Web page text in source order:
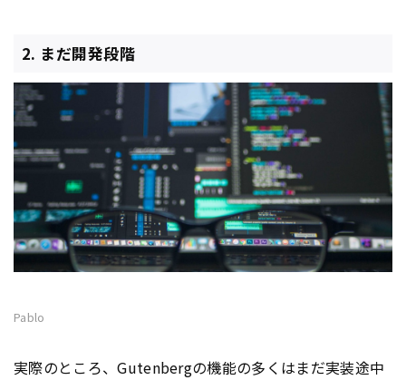
2. まだ開発段階
Pablo
実際のところ、Gutenbergの機能の多くはまだ実装途中